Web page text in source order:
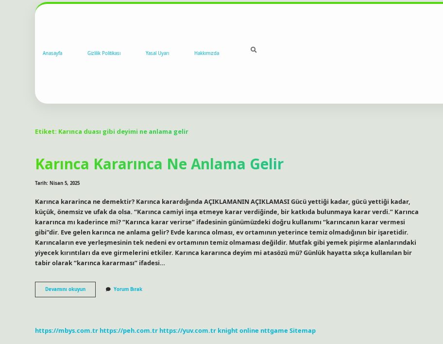
Anasayfa Gizlilik Politikası Yasal Uyarı Hakkımızda
Etiket: Karınca duası gibi deyimi ne anlama gelir
Karınca Kararınca Ne Anlama Gelir
Tarih: Nisan 5, 2025
Karınca kararinca ne demektir? Karınca karardığında AÇIKLAMANIN AÇIKLAMASI Gücü yettiği kadar, gücü yettiği kadar,
küçük, önemsiz ve ufak da olsa. “Karınca camiyi inşa etmeye karar verdiğinde, bir katkıda bulunmaya karar verdi.” Karınca
kararınca mı kaderince mi? “Karınca karar verirse” ifadesinin günümüzdeki doğru kullanımı “karıncanın karar vermesi
gibi”dir. Eve gelen karınca ne anlama gelir? Evde karınca olması, ev ortamının yeterince temiz olmadığının bir işaretidir.
Karıncaların eve yerleşmesinin tek nedeni ev ortamının temiz olmaması değildir. Mutfak gibi yemek pişirme alanlarındaki
yiyecek kırıntıları da eve girmelerini etkiler. Karınca kararınca deyim mi atasözü mü? Günlük hayatta sıkça kullanılan bir
tabir olarak “karınca kararması” ifadesi…
Devamını okuyunKarınca
Kararınca
Yorum Bırak
https://mbys.com.tr https://peh.com.tr https://yuv.com.tr knight online nttgame Sitemap